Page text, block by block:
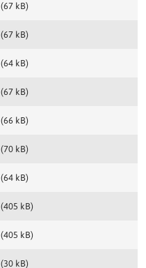
(67 kB)
(67 kB)
(64 kB)
(67 kB)
(66 kB)
(70 kB)
(64 kB)
(405 kB)
(405 kB)
(30 kB)